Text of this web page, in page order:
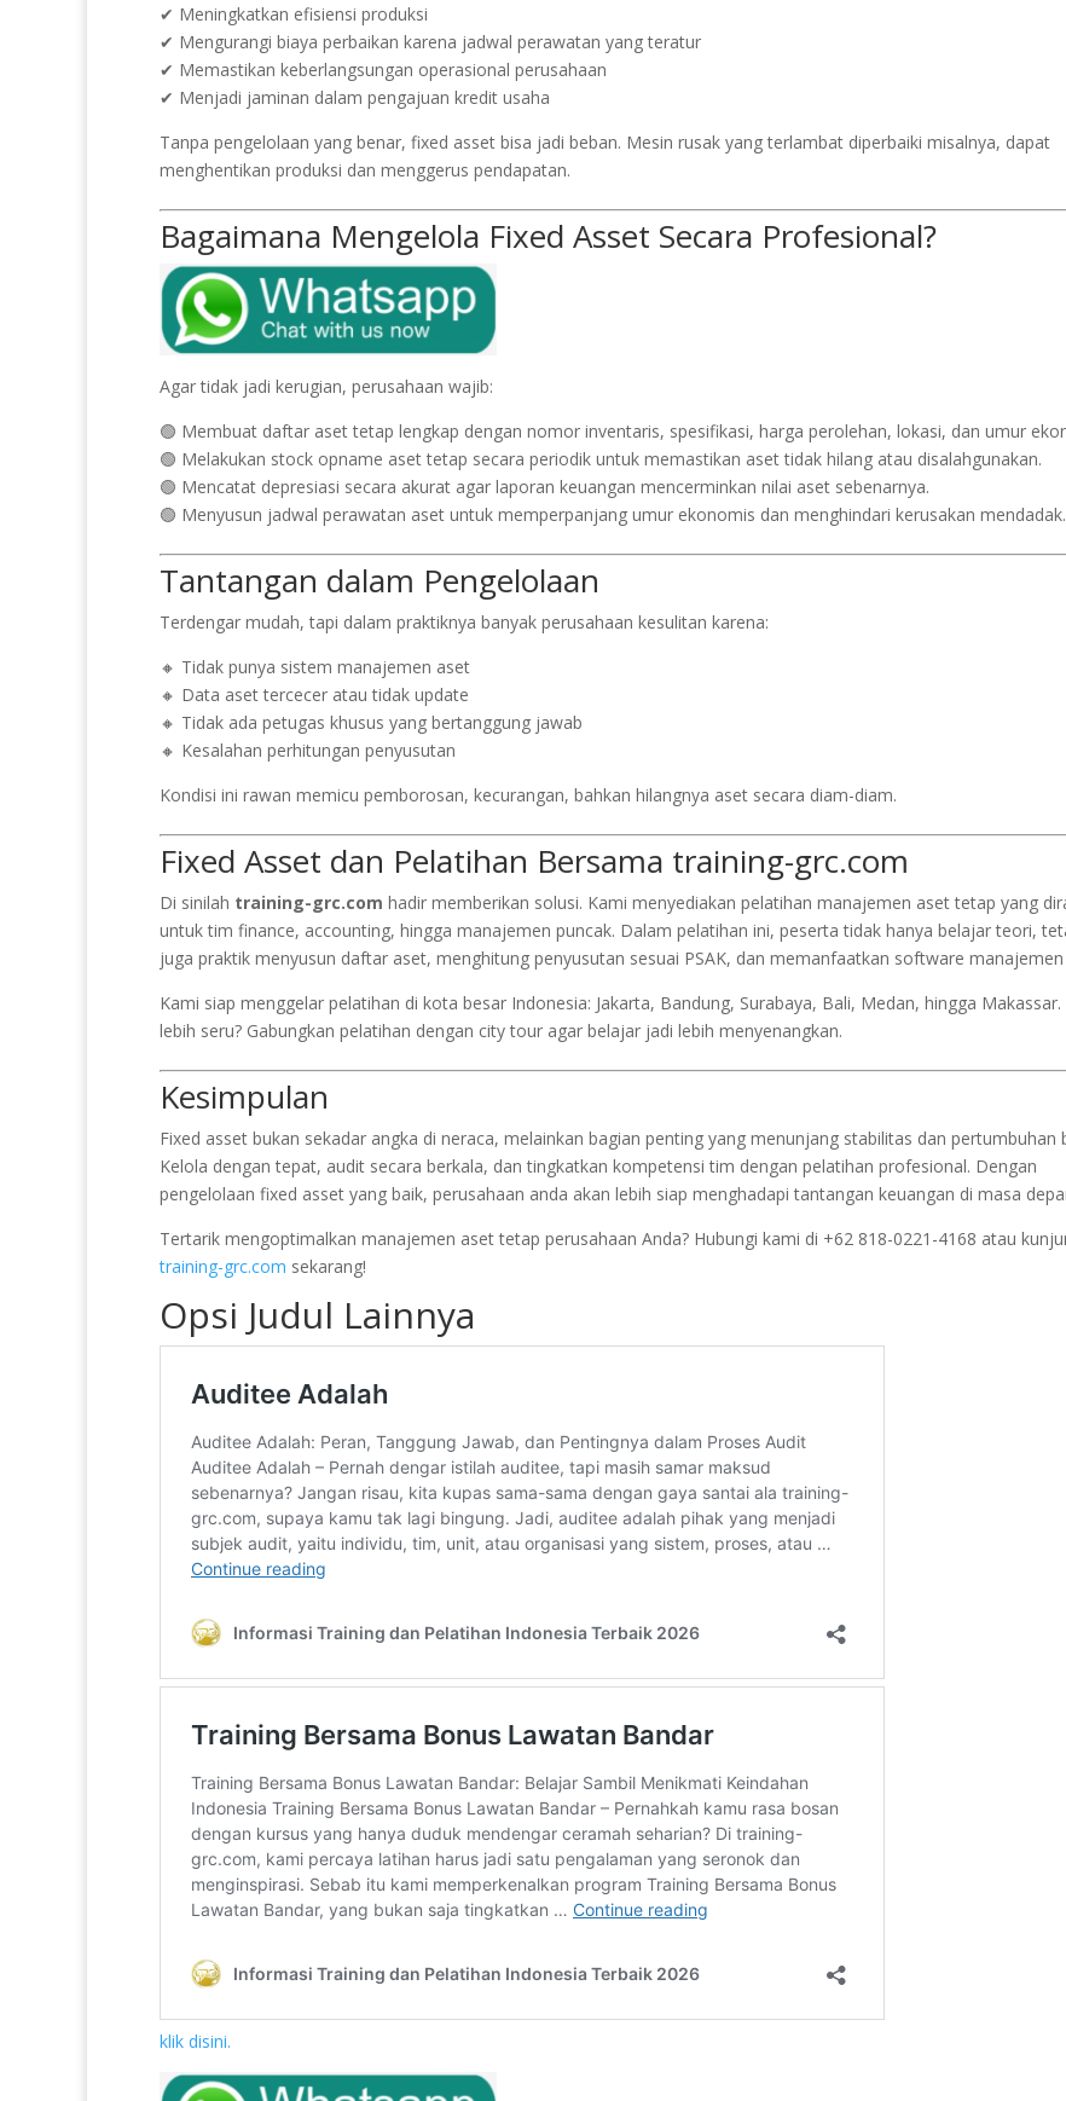
✔ Meningkatkan efisiensi produksi
✔ Mengurangi biaya perbaikan karena jadwal perawatan yang teratur
✔ Memastikan keberlangsungan operasional perusahaan
✔ Menjadi jaminan dalam pengajuan kredit usaha
Tanpa pengelolaan yang benar, fixed asset bisa jadi beban. Mesin rusak yang terlambat diperbaiki misalnya, dapat
menghentikan produksi dan menggerus pendapatan.
Bagaimana Mengelola Fixed Asset Secara Profesional?
Agar tidak jadi kerugian, perusahaan wajib:
🟢 Membuat daftar aset tetap lengkap dengan nomor inventaris, spesifikasi, harga perolehan, lokasi, dan umur
🟢 Melakukan stock opname aset tetap secara periodik untuk memastikan aset tidak hilang atau disalahgunakan.
🟢 Mencatat depresiasi secara akurat agar laporan keuangan mencerminkan nilai aset sebenarnya.
🟢 Menyusun jadwal perawatan aset untuk memperpanjang umur ekonomis dan menghindari kerusakan mendadak.
Tantangan dalam Pengelolaan
Terdengar mudah, tapi dalam praktiknya banyak perusahaan kesulitan karena:
🔸 Tidak punya sistem manajemen aset
🔸 Data aset tercecer atau tidak update
🔸 Tidak ada petugas khusus yang bertanggung jawab
🔸 Kesalahan perhitungan penyusutan
Kondisi ini rawan memicu pemborosan, kecurangan, bahkan hilangnya aset secara diam-diam.
Fixed Asset dan Pelatihan Bersama training-grc.com
Di sinilah training-grc.com hadir memberikan solusi. Kami menyediakan pelatihan manajemen aset tetap yang
untuk tim finance, accounting, hingga manajemen puncak. Dalam pelatihan ini, peserta tidak hanya belajar teori,
juga praktik menyusun daftar aset, menghitung penyusutan sesuai PSAK, dan memanfaatkan software manajemen
Kami siap menggelar pelatihan di kota besar Indonesia: Jakarta, Bandung, Surabaya, Bali, Medan, hingga Makassar.
lebih seru? Gabungkan pelatihan dengan city tour agar belajar jadi lebih menyenangkan.
Kesimpulan
Fixed asset bukan sekadar angka di neraca, melainkan bagian penting yang menunjang stabilitas dan pertumbuhan
Kelola dengan tepat, audit secara berkala, dan tingkatkan kompetensi tim dengan pelatihan profesional. Dengan
pengelolaan fixed asset yang baik, perusahaan anda akan lebih siap menghadapi tantangan keuangan di masa
Tertarik mengoptimalkan manajemen aset tetap perusahaan Anda? Hubungi kami di +62 818-0221-4168 atau
training-grc.com sekarang!
Opsi Judul Lainnya
klik disini.